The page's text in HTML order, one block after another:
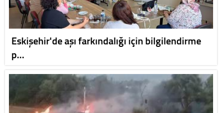
Eskişehir'de aşı farkındalığı için bilgilendirme
p…